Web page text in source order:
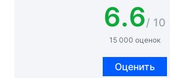
6.6/ 10
15 000 оценок
Оценить